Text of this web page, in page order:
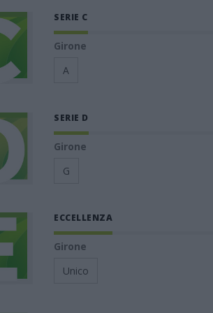
SERIE C
Girone
A
SERIE D
Girone
G
ECCELLENZA
Girone
Unico